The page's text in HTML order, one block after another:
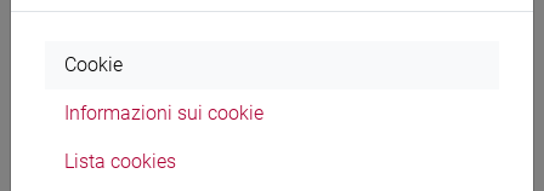
Materiali su Moodle
Cookie
Informazioni sui cookie
Lista cookies